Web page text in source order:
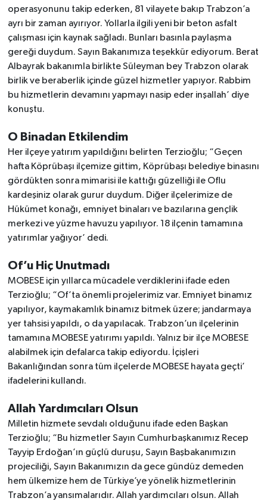
operasyonunu takip ederken, 81 vilayete bakıp Trabzon’a
ayrı bir zaman ayırıyor. Yollarla ilgili yeni bir beton asfalt
çalışması için kaynak sağladı. Bunları basınla paylaşma
gereği duydum. Sayın Bakanımıza teşekkür ediyorum. Berat
Albayrak bakanımla birlikte Süleyman bey Trabzon olarak
birlik ve beraberlik içinde güzel hizmetler yapıyor. Rabbim
bu hizmetlerin devamını yapmayı nasip eder inşallah’ diye
konuştu.
O Binadan Etkilendim
Her ilçeye yatırım yapıldığını belirten Terzioğlu; “Geçen
hafta Köprübaşı ilçemize gittim, Köprübaşı belediye binasını
gördükten sonra mimarisi ile kattığı güzelliği ile Oflu
kardeşiniz olarak gurur duydum. Diğer ilçelerimize de
Hükümet konağı, emniyet binaları ve bazılarına gençlik
merkezi ve yüzme havuzu yapılıyor. 18 ilçenin tamamına
yatırımlar yağıyor’ dedi.
Of’u Hiç Unutmadı
MOBESE için yıllarca mücadele verdiklerini ifade eden
Terzioğlu; “Of’ta önemli projelerimiz var. Emniyet binamız
yapılıyor, kaymakamlık binamız bitmek üzere; jandarmaya
yer tahsisi yapıldı, o da yapılacak. Trabzon’un ilçelerinin
tamamına MOBESE yatırımı yapıldı. Yalnız bir ilçe MOBESE
alabilmek için defalarca takip ediyordu. İçişleri
Bakanlığından sonra tüm ilçelerde MOBESE hayata geçti’
ifadelerini kullandı.
Allah Yardımcıları Olsun
Milletin hizmete sevdalı olduğunu ifade eden Başkan
Terzioğlu; “Bu hizmetler Sayın Cumhurbaşkanımız Recep
Tayyip Erdoğan’ın güçlü duruşu, Sayın Başbakanımızın
projeciliği, Sayın Bakanımızın da gece gündüz demeden
hem ülkemize hem de Türkiye’ye yönelik hizmetlerinin
Trabzon’a yansımalarıdır. Allah yardımcıları olsun. Allah